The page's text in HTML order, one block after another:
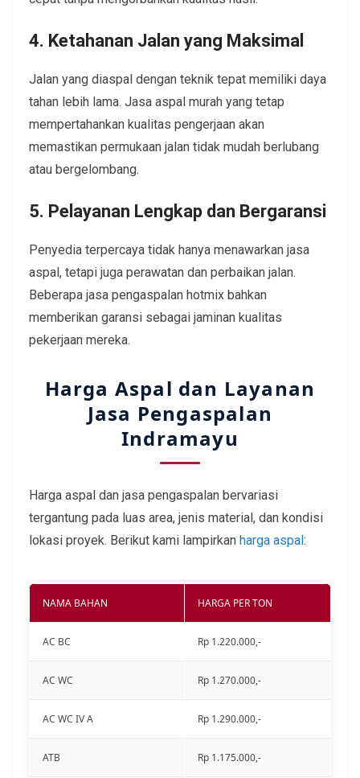
4. Ketahanan Jalan yang Maksimal
Jalan yang diaspal dengan teknik tepat memiliki daya
tahan lebih lama. Jasa aspal murah yang tetap
mempertahankan kualitas pengerjaan akan
memastikan permukaan jalan tidak mudah berlubang
atau bergelombang.
5. Pelayanan Lengkap dan Bergaransi
Penyedia terpercaya tidak hanya menawarkan jasa
aspal, tetapi juga perawatan dan perbaikan jalan.
Beberapa jasa pengaspalan hotmix bahkan
memberikan garansi sebagai jaminan kualitas
pekerjaan mereka.
Harga Aspal dan Layanan
Jasa Pengaspalan
Indramayu
Harga aspal dan jasa pengaspalan bervariasi
tergantung pada luas area, jenis material, dan kondisi
lokasi proyek. Berikut kami lampirkan harga aspal :
NAMA BAHAN HARGA PER TON
AC BC Rp 1.220.000,-
AC WC Rp 1.270.000,-
AC WC IV A Rp 1.290.000,-
ATB Rp 1.175.000,-